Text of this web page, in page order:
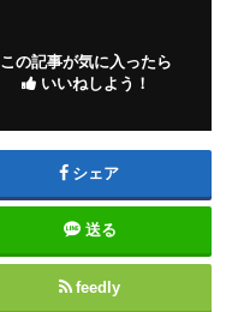
この記事が気に入ったら
いいねしよう！
シェア
送る
feedly